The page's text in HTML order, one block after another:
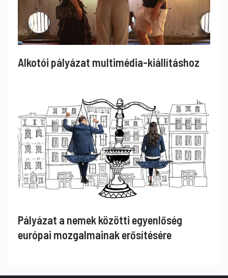
Alkotói pályázat multimédia-kiállításhoz
Pályázat a nemek közötti egyenlőség
európai mozgalmainak erősítésére